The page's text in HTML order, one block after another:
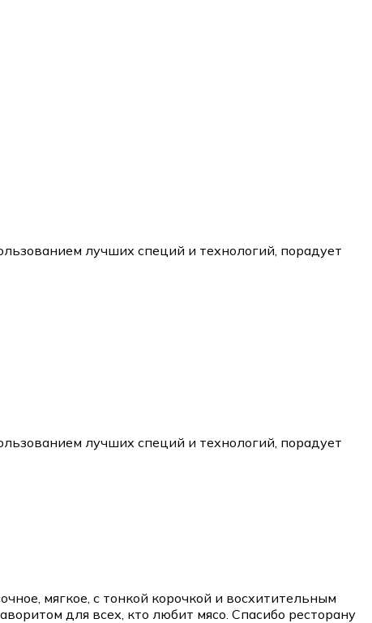
лучших специй и технологий, порадует
лучших специй и технологий, порадует
мягкое, с тонкой корочкой и восхитительным
для всех, кто любит мясо. Спасибо ресторану